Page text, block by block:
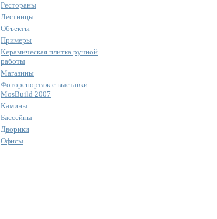
Рестораны
Лестницы
Объекты
Примеры
Керамическая плитка ручной
работы
Магазины
Фоторепортаж с выставки
MosBuild 2007
Камины
Бассейны
Дворики
Офисы